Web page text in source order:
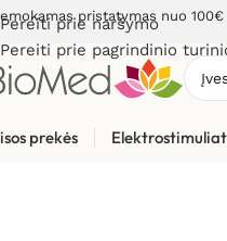
Pereiti prie naršymo
Pereiti prie pagrindinio
pristatymas nuo 100€
prekės
Sveikatos priežiūrai